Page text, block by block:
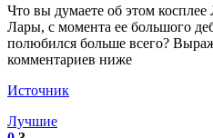
Что вы думаете об этом
Лары, с момента ее большого
полюбился больше всего?
комментариев ниже
Источник
Лучшие